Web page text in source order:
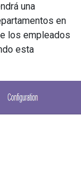
una
en
los empleados
esta